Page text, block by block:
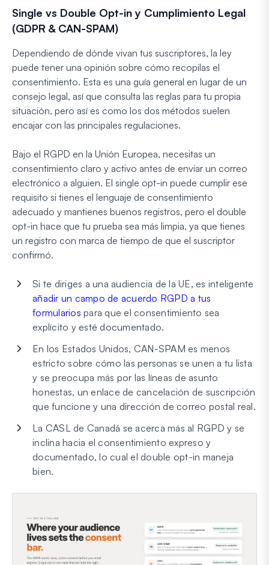
Single vs Double Opt-in y Cumplimiento Legal
(GDPR & CAN-SPAM)
Dependiendo de dónde vivan tus suscriptores, la ley
puede tener una opinión sobre cómo recopilas el
consentimiento. Esta es una guía general en lugar de un
consejo legal, así que consulta las reglas para tu propia
situación, pero así es como los dos métodos suelen
encajar con las principales regulaciones.
Bajo el RGPD en la Unión Europea, necesitas un
consentimiento claro y activo antes de enviar un correo
electrónico a alguien. El single opt-in puede cumplir ese
requisito si tienes el lenguaje de consentimiento
adecuado y mantienes buenos registros, pero el double
opt-in hace que tu prueba sea más limpia, ya que tienes
un registro con marca de tiempo de que el suscriptor
confirmó.
Si te diriges a una audiencia de la UE, es inteligente
añadir un campo de acuerdo RGPD a tus
formularios para que el consentimiento sea
explícito y esté documentado.
En los Estados Unidos, CAN-SPAM es menos
estricto sobre cómo las personas se unen a tu lista
y se preocupa más por las líneas de asunto
honestas, un enlace de cancelación de suscripción
que funcione y una dirección de correo postal real.
La CASL de Canadá se acerca más al RGPD y se
inclina hacia el consentimiento expreso y
documentado, lo cual el double opt-in maneja
bien.